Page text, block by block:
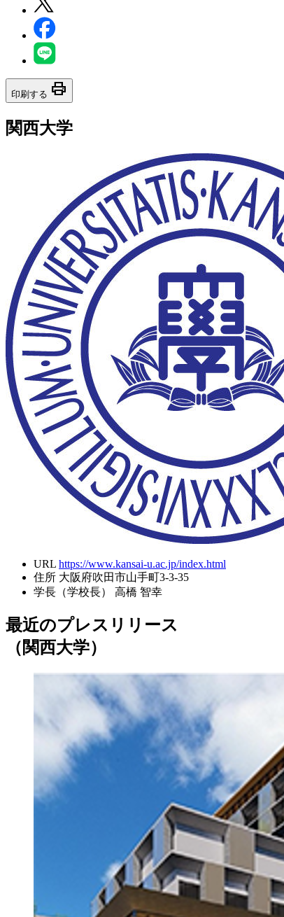
印刷する print
関西大学
URL https://www.kansai-u.ac.jp/index.html
住所 大阪府吹田市山手町3-3-35
学長（学校長）
高橋 智幸
最近のプレスリリース
（関西大学）